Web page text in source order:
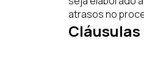
atrasos no